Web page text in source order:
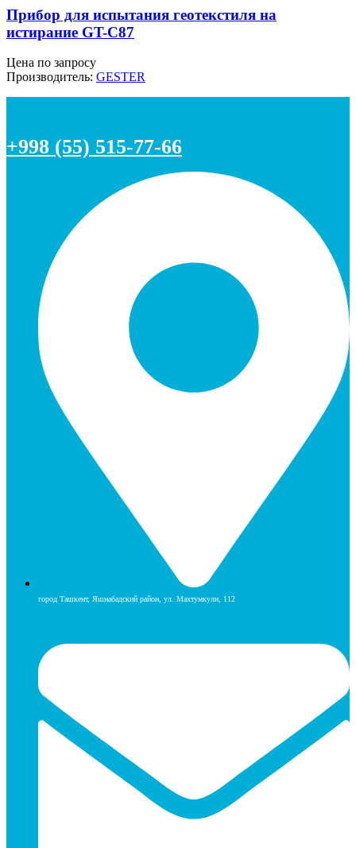
Прибор для испытания геотекстиля на
истирание GT-C87
Цена по запросу
Производитель: GESTER
+998 (55) 515-77-66
город Ташкент, Яшнабадский район, ул. Махтумкули, 112